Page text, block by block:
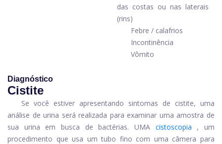
das costas ou nas laterais
(rins)
Febre / calafrios
Incontinência
Vômito
Diagnóstico
Cistite
Se você estiver apresentando sintomas de cistite, uma
análise de urina será realizada para examinar uma amostra de
sua urina em busca de bactérias. UMA cistoscopia
, um
procedimento que usa um tubo fino com uma câmera para